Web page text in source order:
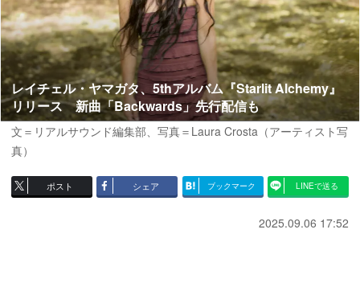
レイチェル・ヤマガタ、5thアルバム『Starlit Alchemy』
リリース 新曲「Backwards」先行配信も
文＝リアルサウンド編集部、写真＝Laura Crosta（アーティスト写
真）
ポスト シェア ブックマーク LINEで送る
2025.09.06 17:52